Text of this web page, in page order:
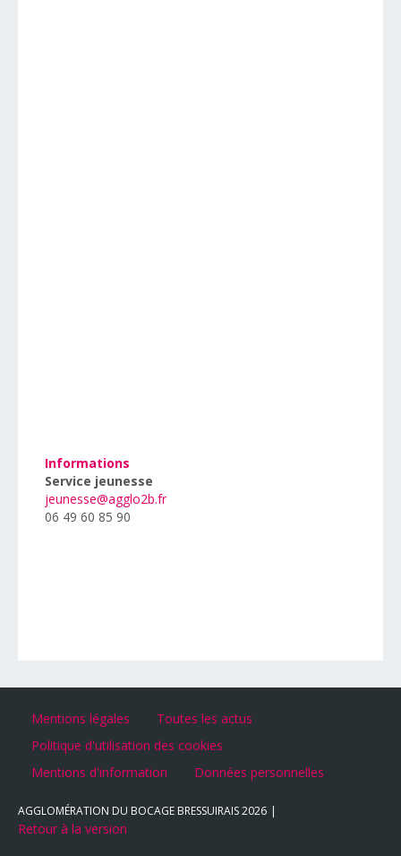
Informations
Service jeunesse
jeunesse@agglo2b.fr
06 49 60 85 90
Mentions légales
Toutes les actus
Politique d'utilisation des cookies
Mentions d'information
Données personnelles
AGGLOMÉRATION DU BOCAGE BRESSUIRAIS2026
Retour à la version